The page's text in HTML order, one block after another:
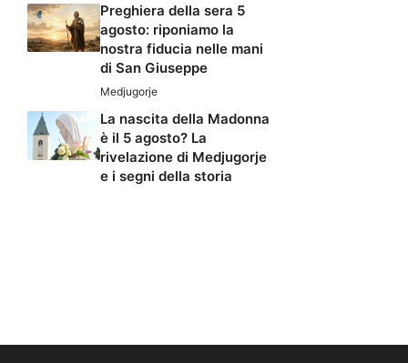
Preghiera della sera 5
agosto: riponiamo la
nostra fiducia nelle mani
di San Giuseppe
Medjugorje
La nascita della Madonna
è il 5 agosto? La
rivelazione di Medjugorje
e i segni della storia